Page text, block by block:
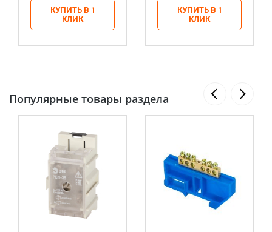
КУПИТЬ В 1
КЛИК
КУПИТЬ В 1
КЛИК
Популярные товары раздела